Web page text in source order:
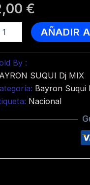
€
AÑADIR
By :
SUQUI Dj MIX
Bayron Suqui
Nacional